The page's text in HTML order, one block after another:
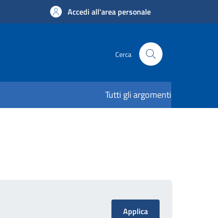
Accedi all'area personale
Cerca
Tutti gli argomenti